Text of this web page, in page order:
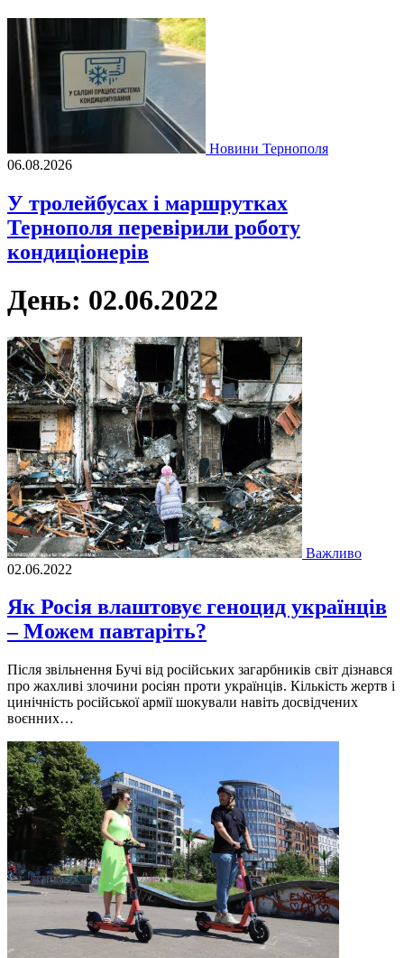
Новини Тернополя
06.08.2026
У тролейбусах і маршрутках
Тернополя перевірили роботу
кондиціонерів
День: 02.06.2022
Важливо
02.06.2022
Як Росія влаштовує геноцид українців
– Можем павтаріть?
Після звільнення Бучі від російських загарбників світ дізнався
про жахливі злочини росіян проти українців. Кількість жертв і
цинічність російської армії шокували навіть досвідчених
воєнних…